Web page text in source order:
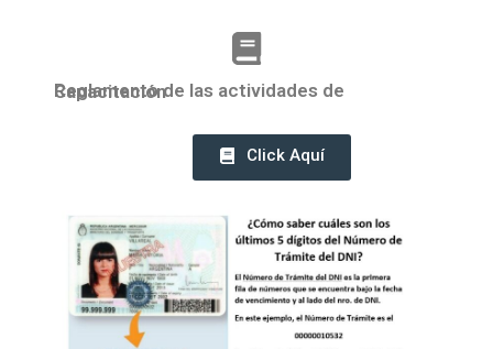
Reglamento de las actividades de Capacitación
Click Aquí